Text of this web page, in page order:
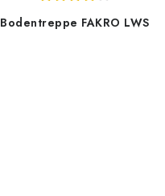
Bodentreppe FAKRO LWS